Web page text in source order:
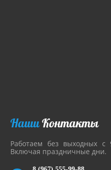
НашиКонтакты
Работаем без выходных
Включая праздничные дни.